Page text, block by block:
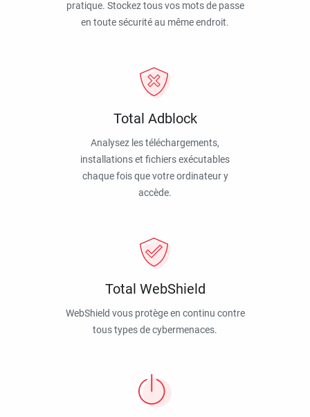
pratique. Stockez tous vos mots de passe
en toute sécurité au même endroit.
Total Adblock
Analysez les téléchargements,
installations et fichiers exécutables
chaque fois que votre ordinateur y
accède.
Total WebShield
WebShield vous protège en continu contre
tous types de cybermenaces.